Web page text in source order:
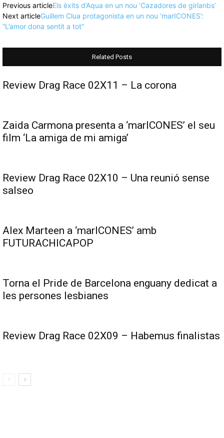
Previous articleEls èxits d’Aqua en un nou ‘Cazadores de girlanbs’
Next articleGuillem Clua protagonista en un nou ‘marICONES’:
“L’amor dona sentit a tot”
Related Posts
Review Drag Race 02X11 – La corona
Zaida Carmona presenta a ‘marICONES’ el seu
film ‘La amiga de mi amiga’
Review Drag Race 02X10 – Una reunió sense
salseo
Alex Marteen a ‘marICONES’ amb
FUTURACHICAPOP
Torna el Pride de Barcelona enguany dedicat a
les persones lesbianes
Review Drag Race 02X09 – Habemus finalistas